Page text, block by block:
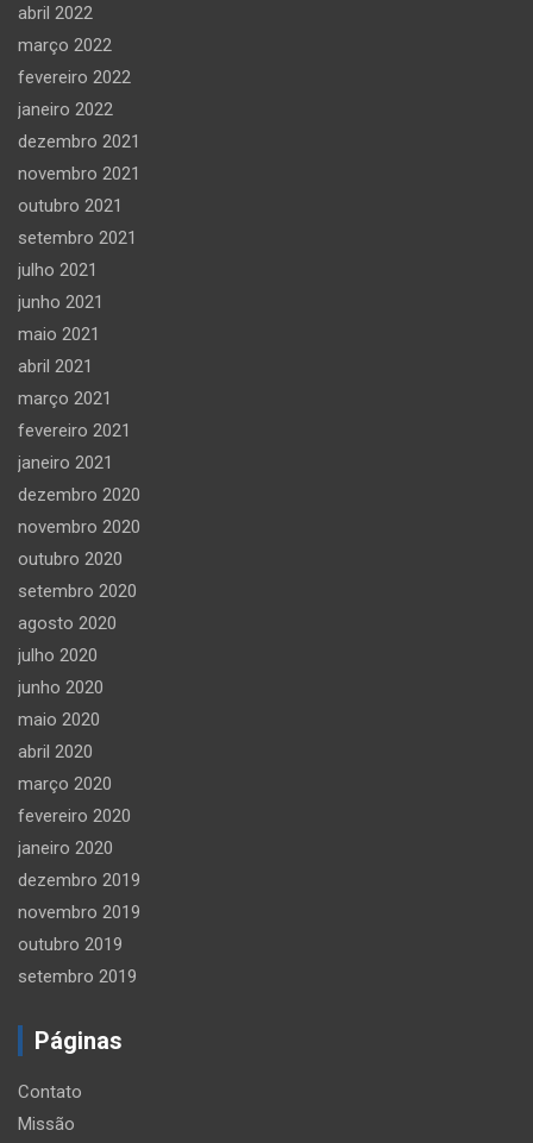
abril 2022
março 2022
fevereiro 2022
janeiro 2022
dezembro 2021
novembro 2021
outubro 2021
setembro 2021
julho 2021
junho 2021
maio 2021
abril 2021
março 2021
fevereiro 2021
janeiro 2021
dezembro 2020
novembro 2020
outubro 2020
setembro 2020
agosto 2020
julho 2020
junho 2020
maio 2020
abril 2020
março 2020
fevereiro 2020
janeiro 2020
dezembro 2019
novembro 2019
outubro 2019
setembro 2019
Páginas
Contato
Missão